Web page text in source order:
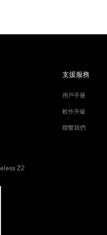
Z2
支援服務
用戶手冊
軟件升級
聯繫我們